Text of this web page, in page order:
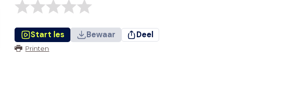
Start les Bewaar Deel
Printen